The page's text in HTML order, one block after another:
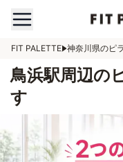
FIT PALETTE 神奈川県のピ
鳥浜駅周辺の
す